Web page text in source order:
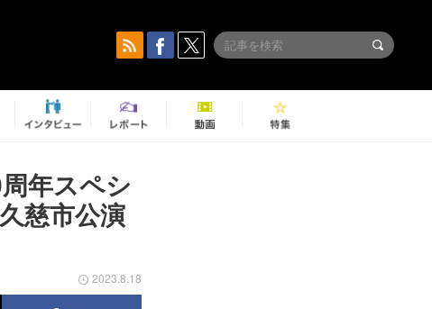
年スペシ
慈市公演
2023.8.18